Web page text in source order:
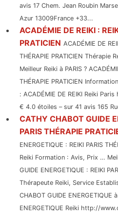
avis 17 Chem. Jean Roubin
Azur 13009France +33...
ACADÉMIE DE REIKI :
PRATICIEN ACADÉMIE DE
THÉRAPIE PRATICIEN Thérapie
Meilleur Reiki à PARIS ?
THÉRAPIE PRATICIEN
: ACADÉMIE DE REIKI Reiki
€ 4.0 étoiles – sur 41 avis 165
CATHY CHABOT GUIDE
PARIS THÉRAPIE
ENERGETIQUE : REIKI PARIS
Reiki Formation : Avis, Prix …
GUIDE ENERGETIQUE : REIKI
Thérapeute Reiki, Service
CHABOT GUIDE ENERGETIQUE
ENERGETIQUE Reiki http://